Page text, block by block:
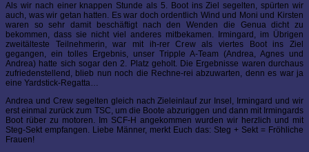
Als wir nach einer knappen Stunde als 5. Boot ins Ziel segelten, spürten wir
auch, was wir getan hatten. Es war doch ordentlich Wind und Moni und Kirsten
waren so sehr damit beschäftigt nach den Wenden die Genua dicht zu
bekommen, dass sie nicht viel anderes mitbekamen. Irmingard, im Übrigen
zweitälteste Teilnehmerin, war mit ih-rer Crew als viertes Boot ins Ziel
gegangen, ein tolles Ergebnis, unser Tripple A-Team (Andrea, Agnes und
Andrea) hatte sich sogar den 2. Platz geholt. Die Ergebnisse waren durchaus
zufriedenstellend, blieb nun noch die Rechne-rei abzuwarten, denn es war ja
eine Yardstick-Regatta…
Andrea und Crew segelten gleich nach Zieleinlauf zur Insel, Irmingard und wir
erst einmal zurück zum TSC, um die Boote abzuriggen und dann mit Irmingards
Boot rüber zu motoren. Im SCF-H angekommen wurden wir herzlich und mit
Steg-Sekt empfangen. Liebe Männer, merkt Euch das: Steg + Sekt = Fröhliche
Frauen!